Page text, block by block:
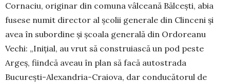
Cornaciu, ori­ginar din comuna vâlceană Bălcești, abia
fusese numit director al școlii generale din Clinceni și
avea în subordine și școala generală din Ordoreanu
Vechi: „Inițial, au vrut să cons­tru­iască un pod peste
Argeș, fiindcă aveau în plan să facă au­to­strada
București-Alexan­dria-Cra­iova, dar conducătorul de